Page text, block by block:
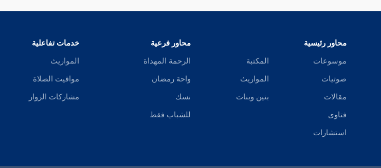
محاور رئيسية
موسوعات
صوتيات
مقالات
فتاوى
استشارات
المكتبة
المواريث
بنين وبنات
محاور فرعية
الرحمة المهداة
واحة رمضان
نسك
للشباب فقط
خدمات تفاعلية
المواريث
مواقيت الصلاة
مشاركات الزوار